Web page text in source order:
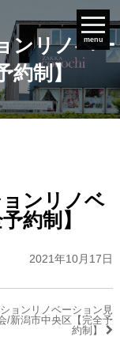
menu
ンリノベー
約制】
ンリノベ
約制】
2021年10月17日
ョンリノベーション見
/新潟市中央区【完全予
約制】